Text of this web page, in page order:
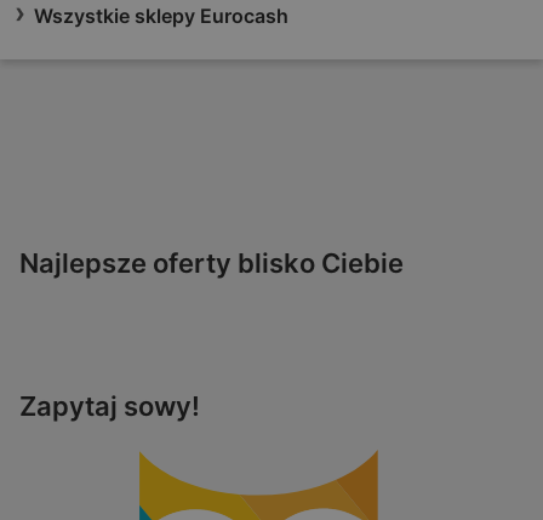
Wszystkie sklepy Eurocash
Najlepsze oferty blisko Ciebie
Zapytaj sowy!